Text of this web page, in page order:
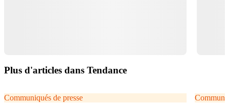
Plus d'articles dans Tendance
Communiqués de presse